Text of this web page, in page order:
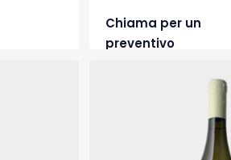
Chiama per un
preventivo